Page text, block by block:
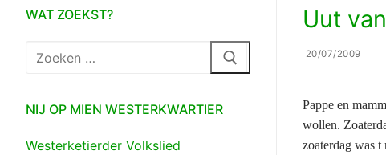
Uut
20/07/2009
Pappe en
wollen.
zoaterdag was
WAT ZOEKST?
Zoeken
NIJ OP MIEN WESTERKWARTIER
Westerketierder Volkslied